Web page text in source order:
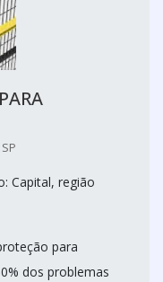
Capital, região
para
dos problemas